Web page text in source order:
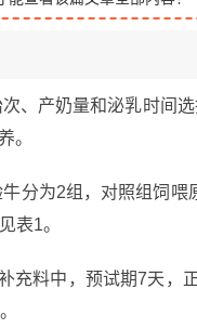
、产奶量和泌乳时间
。
分为2组，对照组饲
表1。
充料中，预试期7天，